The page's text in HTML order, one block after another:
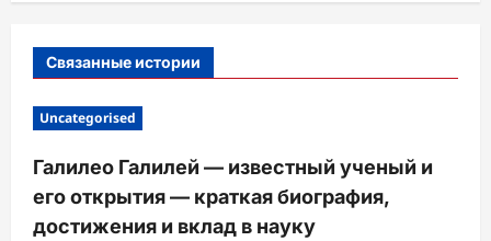
Связанные истории
Uncategorised
Галилео Галилей — известный ученый и
его открытия — краткая биография,
достижения и вклад в науку